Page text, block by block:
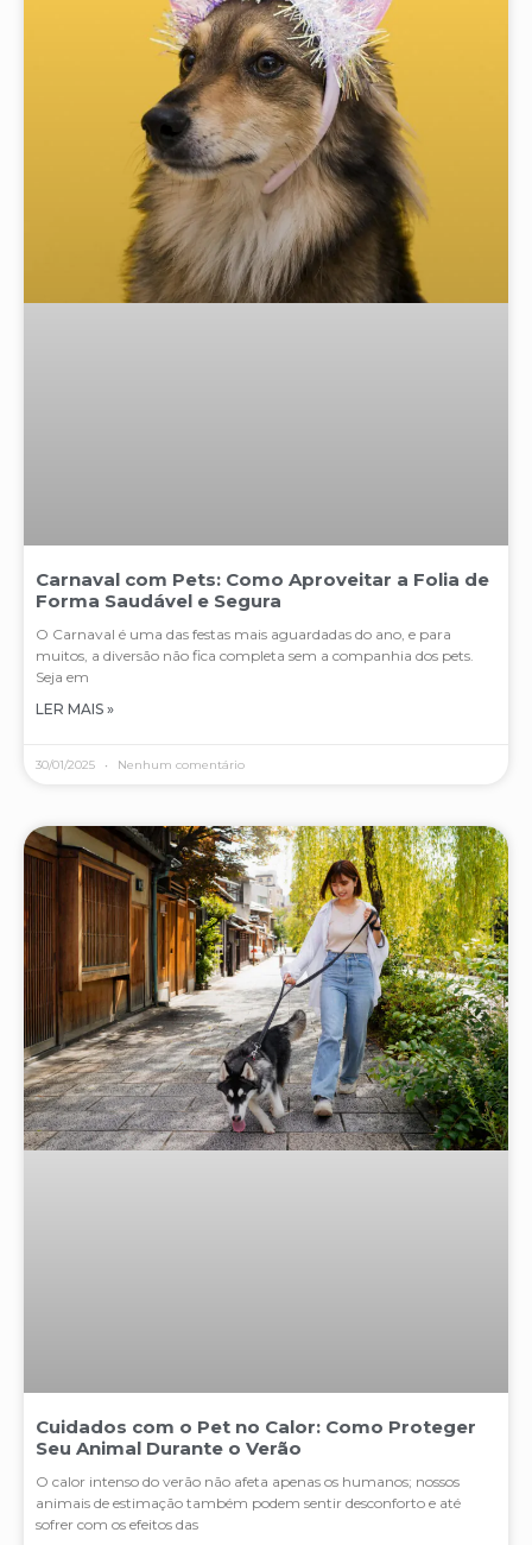
Carnaval com Pets: Como Aproveitar a Folia de
Forma Saudável e Segura
O Carnaval é uma das festas mais aguardadas do ano, e para
muitos, a diversão não fica completa sem a companhia dos pets.
Seja em
LER MAIS »
30/01/2025 Nenhum comentário
Cuidados com o Pet no Calor: Como Proteger
Seu Animal Durante o Verão
O calor intenso do verão não afeta apenas os humanos; nossos
animais de estimação também podem sentir desconforto e até
sofrer com os efeitos das